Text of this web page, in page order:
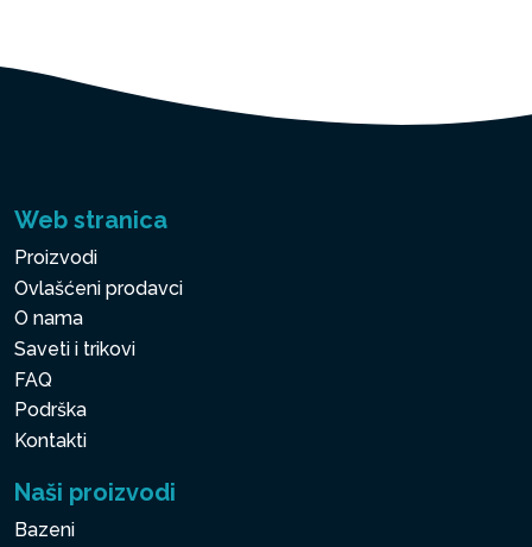
Web stranica
Proizvodi
Ovlašćeni prodavci
O nama
Saveti i trikovi
FAQ
Podrška
Kontakti
Naši proizvodi
Bazeni